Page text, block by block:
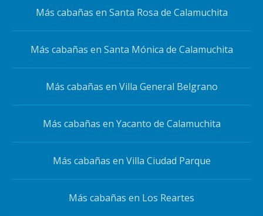
Más cabañas en Santa Rosa de Calamuchita
Más cabañas en Santa Mónica de Calamuchita
Más cabañas en Villa General Belgrano
Más cabañas en Yacanto de Calamuchita
Más cabañas en Villa Ciudad Parque
Más cabañas en Los Reartes